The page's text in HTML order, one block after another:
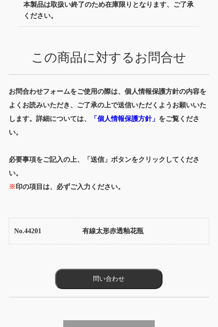
本製品は取扱い終了のため在庫限りとなります、ご了承
ください。
この商品に対するお問合せ
お問合わせフォームをご使用の際は、個人情報保護方針の内容を
よくお読みいただき、ご了承の上で送信いただくようお願いいた
します。詳細については、
「個人情報保護方針」 をご覧くださ
い。
必要事項をご記入の上、「送信」ボタンをクリックしてくださ
い。
※印の項目は、必ずご入力ください。
No.44201 有線太形赤透釉花瓶